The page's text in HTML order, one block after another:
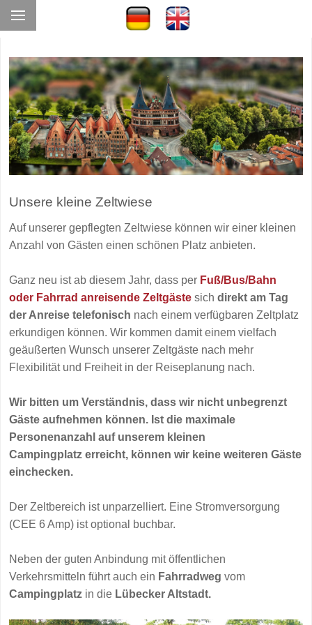
Unsere kleine Zeltwiese
Auf unserer gepflegten Zeltwiese können wir einer kleinen
Anzahl von Gästen einen schönen Platz anbieten.
Ganz neu ist ab diesem Jahr, dass per Fuß/Bus/Bahn
oder Fahrrad anreisende Zeltgäste sich direkt am Tag
der Anreise telefonisch nach einem verfügbaren Zeltplatz
erkundigen können. Wir kommen damit einem vielfach
geäußerten Wunsch unserer Zeltgäste nach mehr
Flexibilität und Freiheit in der Reiseplanung nach.
Wir bitten um Verständnis, dass wir nicht unbegrenzt
Gäste aufnehmen können. Ist die maximale
Personenanzahl auf unserem kleinen
Campingplatz erreicht, können wir keine weiteren Gäste
einchecken.
Der Zeltbereich ist unparzelliert. Eine Stromversorgung
(CEE 6 Amp) ist optional buchbar.
Neben der guten Anbindung mit öffentlichen
Verkehrsmitteln führt auch ein Fahrradweg vom
Campingplatz in die Lübecker Altstadt.